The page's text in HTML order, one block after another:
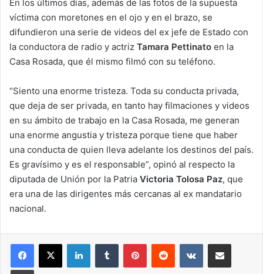
En los últimos días, además de las fotos de la supuesta
víctima con moretones en el ojo y en el brazo, se
difundieron una serie de videos del ex jefe de Estado con
la conductora de radio y actriz Tamara Pettinato en la
Casa Rosada, que él mismo filmó con su teléfono.
“Siento una enorme tristeza. Toda su conducta privada,
que deja de ser privada, en tanto hay filmaciones y videos
en su ámbito de trabajo en la Casa Rosada, me generan
una enorme angustia y tristeza porque tiene que haber
una conducta de quien lleva adelante los destinos del país.
Es gravísimo y es el responsable”, opinó al respecto la
diputada de Unión por la Patria Victoria Tolosa Paz, que
era una de las dirigentes más cercanas al ex mandatario
nacional.